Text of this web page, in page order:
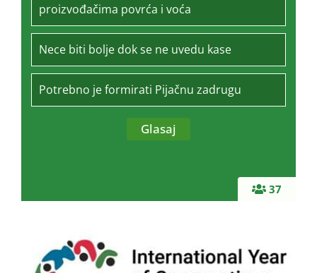
37
proizvođačima povrća i voća
Nece biti bolje dok se ne uvedu kase
Potrebno je formirati Pijačnu zadrugu